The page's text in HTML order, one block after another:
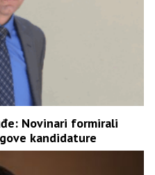
Novinari formirali
kandidature